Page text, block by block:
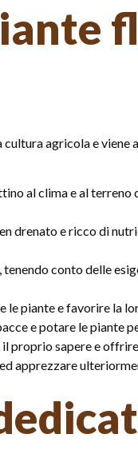
agricola e
al clima e al
drenato e ricco di
conto delle
piante e favorire la
e potare le piante
proprio sapere e
apprezzare